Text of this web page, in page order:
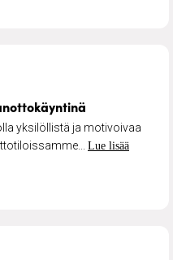
koti- ja
yksilöllistä ja motivoivaa
Lue lisää
Massage- terapia